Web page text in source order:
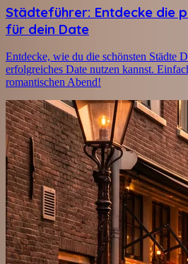
Städteführer: Entdecke die
für dein Date
Entdecke, wie du die schönsten Städte
erfolgreiches Date nutzen kannst.
romantischen Abend!